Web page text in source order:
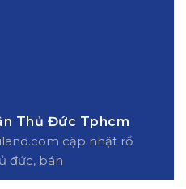
Thủ Đức Tphcm
cập nhật rổ
đức, bán